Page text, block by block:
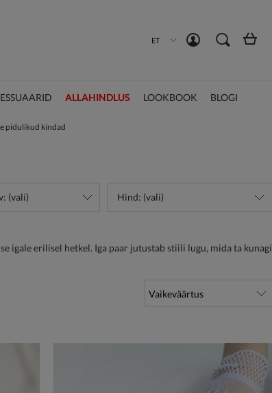
ET
ALLAHINDLUS LOOKBOOK BLOGI
pidulikud kindad
(vali) Hind: (vali)
igale erilisel hetkel. Iga paar jutustab stiili lugu, mida ta kunagi